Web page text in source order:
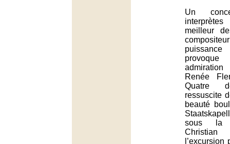
Un
meilleur
Renée
Quatre
ressuscite
beauté
sous la